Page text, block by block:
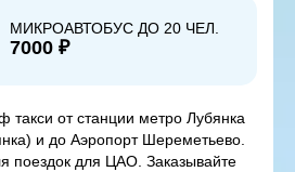
МИКРОАВТОБУС ДО 20 ЧЕЛ.
7000 ₽
такси от станции метро Лубянка
и до Аэропорт Шереметьево.
поездок для ЦАО. Заказывайте